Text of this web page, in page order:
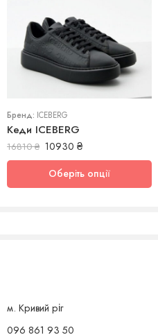
Бренд: ICEBERG
Кеди ICEBERG
16810₴ 10930 ₴
41
Оберіть опції
м. Кривий ріг
096 861 93 50